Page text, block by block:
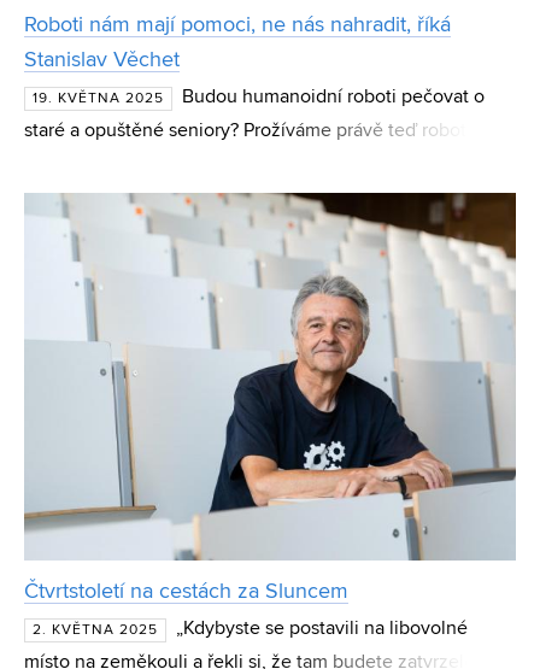
Roboti nám mají pomoci, ne nás nahradit, říká
Stanislav Věchet
19. KVĚTNA 2025
Budou humanoidní roboti pečovat o
staré a opuštěné seniory? Prožíváme právě teď robotickou
„hraním si na boha“? I o tom jsme si v Laboratoři bi
Čtvrtstoletí na cestách za Sluncem
2. KVĚTNA 2025
„Kdybyste se postavili na libovolné
místo na zeměkouli a řekli si, že tam budete zatvrzele